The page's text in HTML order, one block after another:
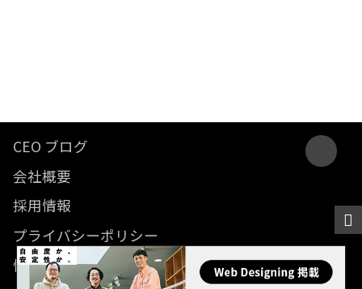
CEO ブログ
会社概要
採用情報
プライバシーポリシー
情報セキュリティ方針